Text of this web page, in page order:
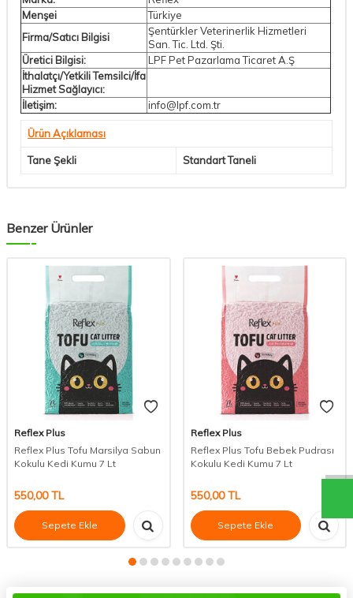
Menşei
Türkiye
Firma/Satıcı Bilgisi
Şentürkler Veterinerlik Hizmetleri
San. Tic. Ltd. Şti.
Üretici Bilgisi:
LPF Pet Pazarlama Ticaret A.Ş
İthalatçı/Yetkili Temsilci/İfa
Hizmet Sağlayıcı:
İletişim:
info@lpf.com.tr
Ürün Açıklaması
Tane Şekli Standart Taneli
Benzer Ürünler
Reflex Plus
Reflex Plus Tofu Marsilya Sabun
Kokulu Kedi Kumu 7 Lt
550,00TL
Sepete Ekle
Reflex Plus
Reflex Plus Tofu Bebek Pudrası
Kokulu Kedi Kumu 7 Lt
550,00TL
Sepete Ekle